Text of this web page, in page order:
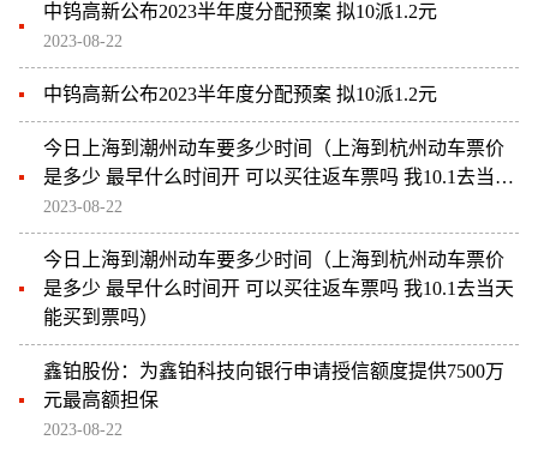
中钨高新公布2023半年度分配预案 拟10派1.2元
2023-08-22
中钨高新公布2023半年度分配预案 拟10派1.2元
今日上海到潮州动车要多少时间（上海到杭州动车票价
是多少 最早什么时间开 可以买往返车票吗 我10.1去当天
能买到票吗）
2023-08-22
今日上海到潮州动车要多少时间（上海到杭州动车票价
是多少 最早什么时间开 可以买往返车票吗 我10.1去当天
能买到票吗）
鑫铂股份：为鑫铂科技向银行申请授信额度提供7500万
元最高额担保
2023-08-22